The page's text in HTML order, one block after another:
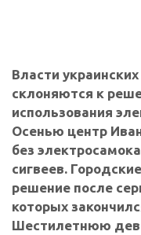
Власти
склоняются к
использования
Осенью центр
без
сигвеев.
решение после
которых
Шестилетнюю